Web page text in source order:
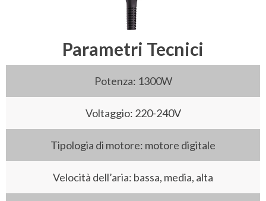
Parametri Tecnici
Potenza: 1300W
Voltaggio: 220-240V
Tipologia di motore: motore digitale
Velocità dell’aria: bassa, media, alta